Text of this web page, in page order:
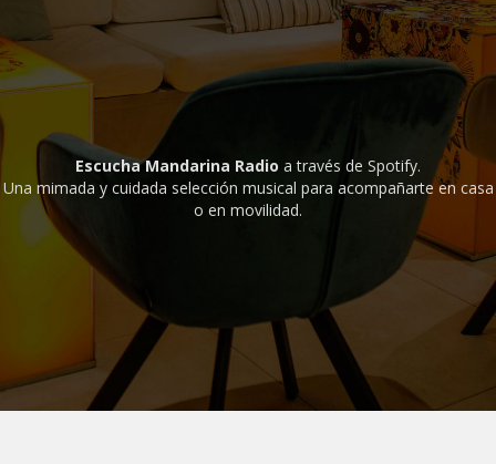
Escucha Mandarina Radio a través de Spotify.
Una mimada y cuidada selección musical para acompañarte en casa
o en movilidad.